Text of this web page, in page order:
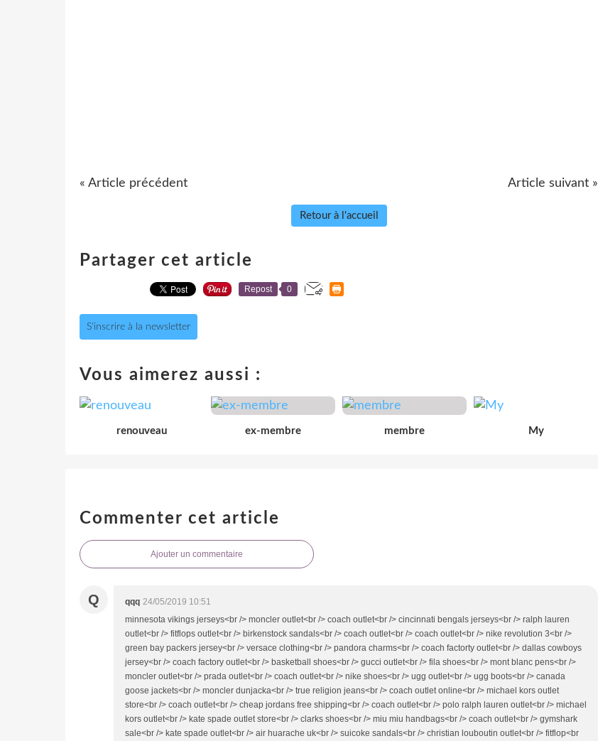
« Article précédent Article suivant »
Retour à l'accueil
Partager cet article
Repost 0
S'inscrire à la newsletter
Vous aimerez aussi :
renouveau ex-membre membre My
Commenter cet article
Ajouter un commentaire
Q qqq 24/05/2019 10:51
minnesota vikings jerseys<br /> moncler outlet<br /> coach outlet<br /> cincinnati bengals jerseys<br /> ralph lauren
outlet<br /> fitflops outlet<br /> birkenstock sandals<br /> coach outlet<br /> coach outlet<br /> nike revolution 3<br />
green bay packers jersey<br /> versace clothing<br /> pandora charms<br /> coach factorty outlet<br /> dallas cowboys
jersey<br /> coach factory outlet<br /> basketball shoes<br /> gucci outlet<br /> fila shoes<br /> mont blanc pens<br />
moncler outlet<br /> prada outlet<br /> coach outlet<br /> nike shoes<br /> ugg outlet<br /> ugg boots<br /> canada
goose jackets<br /> moncler dunjacka<br /> true religion jeans<br /> coach outlet online<br /> michael kors outlet
store<br /> coach outlet<br /> cheap jordans free shipping<br /> coach outlet<br /> polo ralph lauren outlet<br /> michael
kors outlet<br /> kate spade outlet store<br /> clarks shoes<br /> miu miu handbags<br /> coach outlet<br /> gymshark
sale<br /> kate spade outlet<br /> air huarache uk<br /> suicoke sandals<br /> christian louboutin outlet<br /> fitflop<br